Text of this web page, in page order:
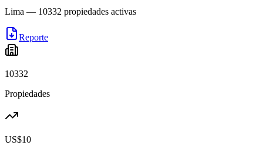
Lima — 10332 propiedades activas
Reporte
10332
Propiedades
US$10